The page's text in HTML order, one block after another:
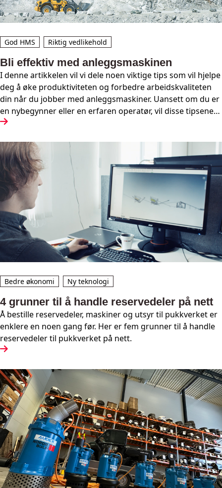
God HMS Riktig vedlikehold
Bli effektiv med anleggsmaskinen
I denne artikkelen vil vi dele noen viktige tips som vil hjelpe
deg å øke produktiviteten og forbedre arbeidskvaliteten
din når du jobber med anleggsmaskiner. Uansett om du er
en nybegynner eller en erfaren operatør, vil disse tipsene
hjelpe deg å bli mer effektiv og oppnå bedre resultater i
Bedre økonomi Ny teknologi
4 grunner til å handle reservedeler på nett
Å bestille reservedeler, maskiner og utsyr til pukkverket er
enklere en noen gang før. Her er fem grunner til å handle
reservedeler til pukkverket på nett.